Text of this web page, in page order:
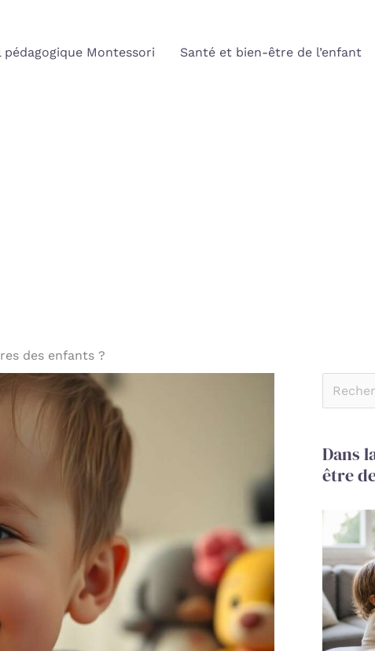
pédagogique Montessori Santé et bien-être de l’enfant
des enfants ?
Dans
être